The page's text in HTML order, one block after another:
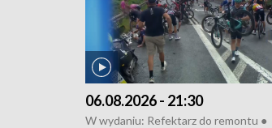
06.08.2026 - 21:30
W wydaniu: Refektarz do remontu ●